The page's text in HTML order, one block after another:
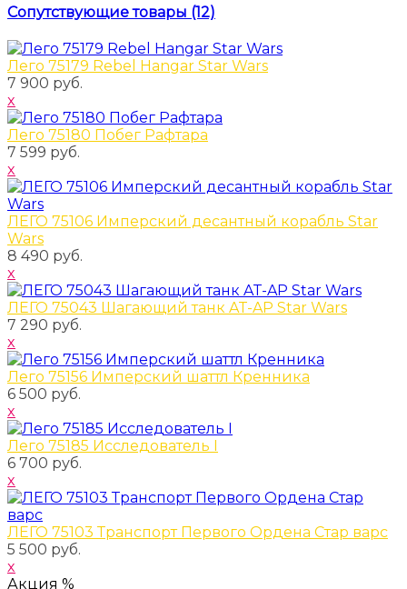
Сопутствующие товары (12)
Лего 75179 Rebel Hangar Star Wars
7 900 руб.
x
Лего 75180 Побег Рафтара
7 599 руб.
x
ЛЕГО 75106 Имперский десантный корабль Star
Wars
8 490 руб.
x
ЛЕГО 75043 Шагающий танк AT-AP Star Wars
7 290 руб.
x
Лего 75156 Имперский шаттл Кренника
6 500 руб.
x
Лего 75185 Исследователь I
6 700 руб.
x
ЛЕГО 75103 Транспорт Первого Ордена Стар варс
5 500 руб.
x
Акция %